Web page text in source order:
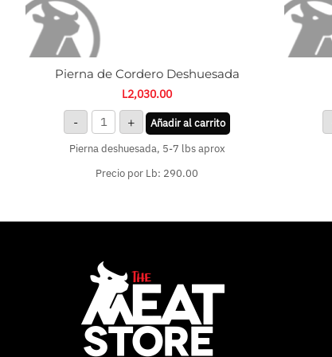
Pierna de Cordero Deshuesada
L2,030.00
- +
Añadir al carrito
Pierna deshuesada, 5-7 lbs aprox
Precio por Lb: 290.00